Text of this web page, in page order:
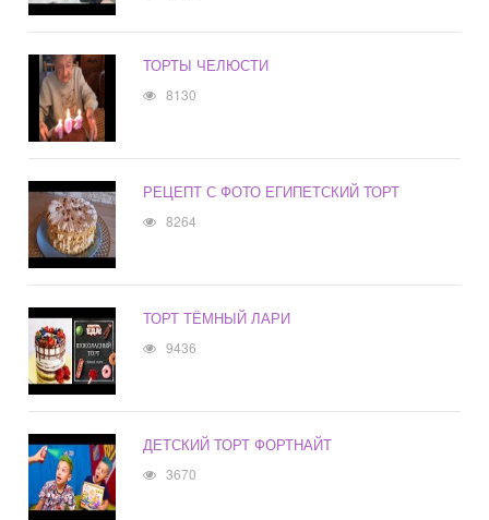
ТОРТЫ ЧЕЛЮСТИ
8130
РЕЦЕПТ С ФОТО ЕГИПЕТСКИЙ ТОРТ
8264
ТОРТ ТЁМНЫЙ ЛАРИ
9436
ДЕТСКИЙ ТОРТ ФОРТНАЙТ
3670